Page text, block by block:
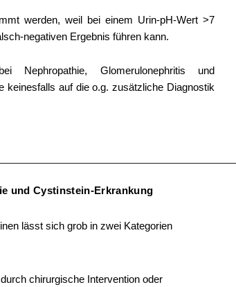
werden, weil bei einem Urin-pH-Wert >7
negativen Ergebnis führen kann.
Glomerulonephritis und
keinesfalls auf die o.g. zusätzliche Diagnostik
und Cystinstein-Erkrankung
lässt sich grob in zwei Kategorien
chirurgische Intervention oder